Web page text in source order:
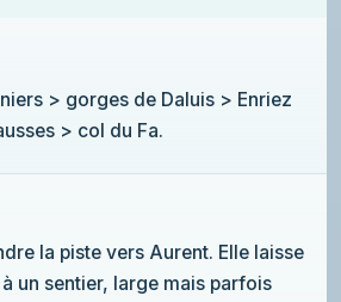
> gorges de Daluis > Enriez
> col du Fa.
la piste vers Aurent. Elle laisse
un sentier, large mais parfois